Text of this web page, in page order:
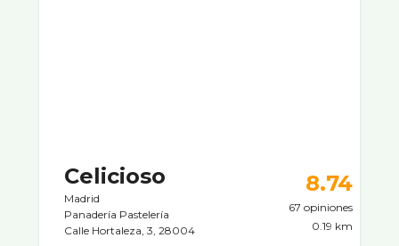
Celicioso
Madrid
Panaderí­a Pastelerí­a
Calle Hortaleza, 3, 28004
8.74
67 opiniones
0.19 km